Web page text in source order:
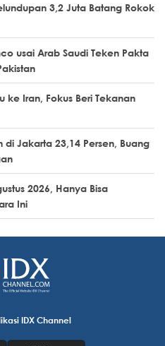
3,2 Juta Batang Rokok
usai Arab Saudi Teken Pakta
ke Iran, Fokus Beri Tekanan
di Jakarta 23,14 Persen, Buang
2026, Hanya Bisa
Ini
IDX Channel